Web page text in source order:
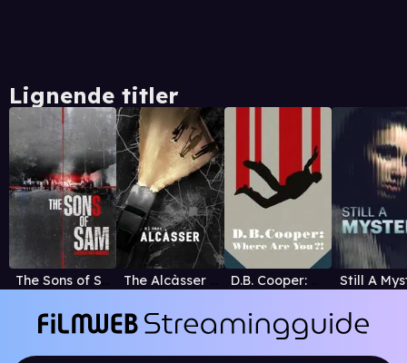
Lignende titler
The Sons of Sam: A Descent into Darkness The Alcàsser Murders D.B. Cooper: Where Are You?! Still A